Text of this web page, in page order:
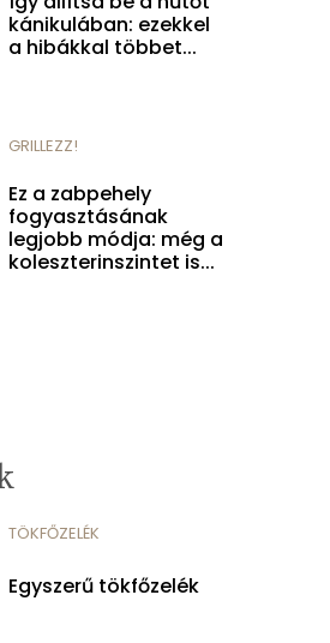
kánikulában: ezekkel
a hibákkal többet...
GRILLEZZ!
Ez a zabpehely
fogyasztásának
legjobb módja: még a
koleszterinszintet is...
TÖKFŐZELÉK
Egyszerű tökfőzelék